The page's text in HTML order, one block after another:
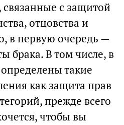
с защитой
отцовства и
в первую очередь —
брака. В том числе, в
такие
как защита прав
прежде всего
чтобы вы